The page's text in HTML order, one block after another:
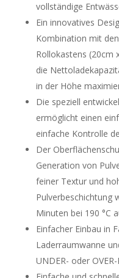
vollständige
Ein innovatives
Kombination mit
Rollokastens (20cm
die
in der Höhe
Die speziell
ermöglicht einen
einfache Kontrolle
Der
Generation von
feiner Textur und
Pulverbeschichtung
Minuten bei 190 °C
Einfacher Einbau in
Laderraumwanne
UNDER- oder